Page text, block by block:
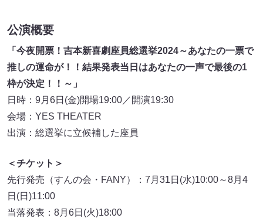
公演概要
「今夜開票！吉本新喜劇座員総選挙2024～あなたの一票で
推しの運命が！！結果発表当日はあなたの一声で最後の1
枠が決定！！～」
日時：9月6日(金)開場19:00／開演19:30
会場：YES THEATER
出演：総選挙に立候補した座員
＜チケット＞
先行発売（すんの会・FANY）：7月31日(水)10:00～8月4
日(日)11:00
当落発表：8月6日(火)18:00